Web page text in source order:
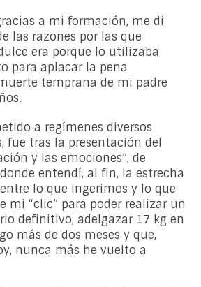
a mi formación, me di
las razones por las que
era porque lo utilizaba
para aplacar la pena
temprana de mi padre
a regímenes diversos
fue tras la presentación del
y las emociones”, de
entendí, al fin, la estrecha
lo que ingerimos y lo que
mi “clic” para poder realizar un
definitivo, adelgazar 17 kg en
más de dos meses y que,
nunca más he vuelto a